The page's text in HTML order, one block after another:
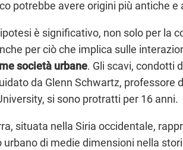
potrebbe avere origini più antiche e
è significativo, non solo per la
per ciò che implica sulle
società urbane. Gli scavi, condotti
da Glenn Schwartz, professore
si sono protratti per 16 anni.
situata nella Siria occidentale,
di medie dimensioni nella